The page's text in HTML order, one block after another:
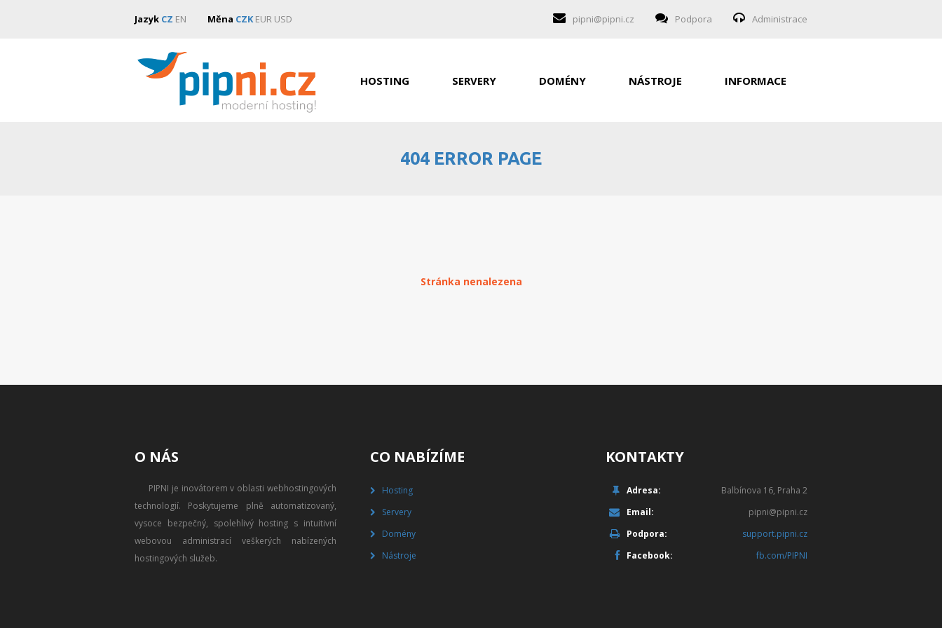
Jazyk CZ EN Měna CZK EUR USD pipni@pipni.cz Podpora Administrace
HOSTING SERVERY DOMÉNY NÁSTROJE INFORMACE
404 ERROR PAGE
Stránka nenalezena
O NÁS
PIPNI je inovátorem v oblasti webhostingových
technologií. Poskytujeme plně automatizovaný,
vysoce bezpečný, spolehlivý hosting s intuitivní
webovou administrací veškerých nabízených
hostingových služeb.
CO NABÍZÍME
Hosting
Servery
Domény
Nástroje
KONTAKTY
Adresa:
Balbínova 16, Praha 2
Email:
pipni@pipni.cz
Podpora:
support.pipni.cz
Facebook:
fb.com/PIPNI